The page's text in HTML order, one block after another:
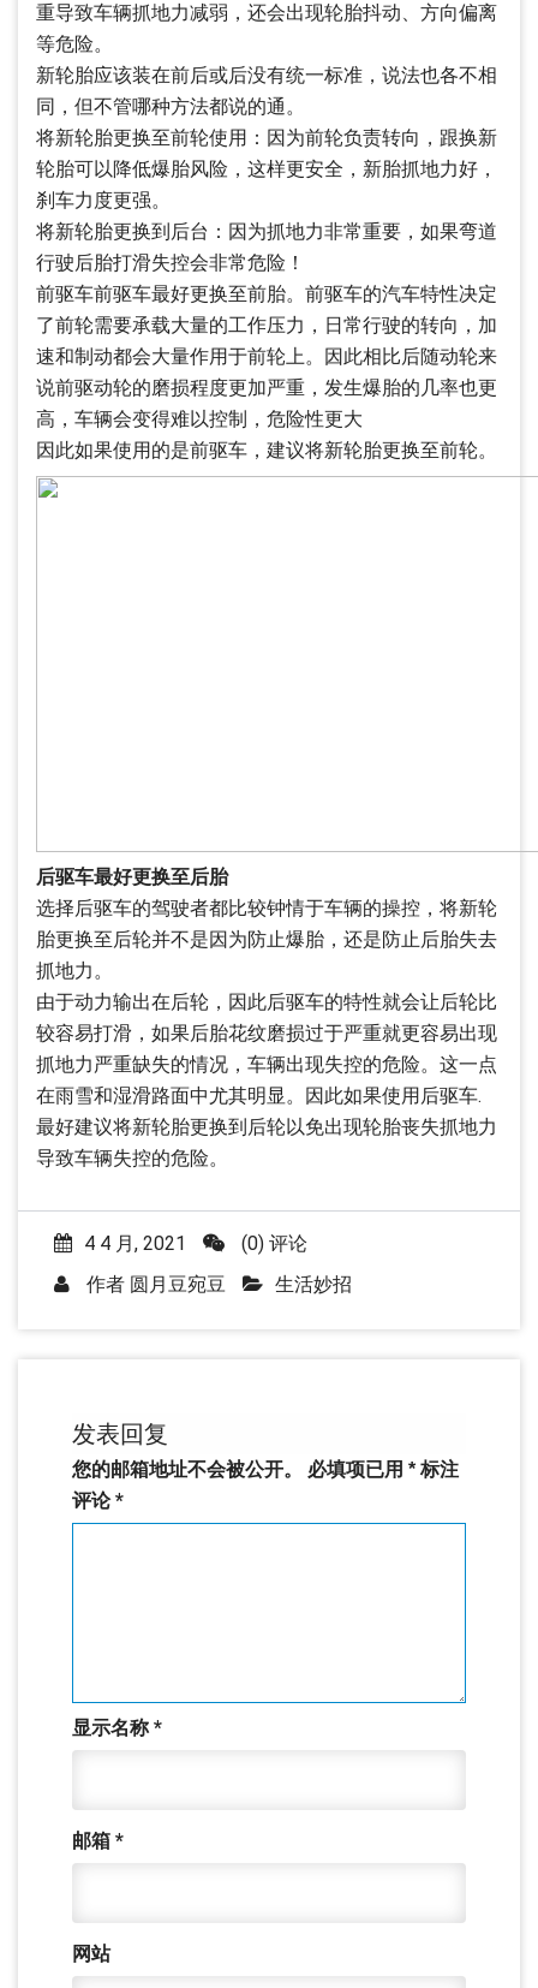
重导致车辆抓地力减弱，还会出现轮胎抖动、方向偏离
等危险。
新轮胎应该装在前后或后没有统一标准，说法也各不相
同，但不管哪种方法都说的通。
将新轮胎更换至前轮使用：因为前轮负责转向，跟换新
轮胎可以降低爆胎风险，这样更安全，新胎抓地力好，
刹车力度更强。
将新轮胎更换到后台：因为抓地力非常重要，如果弯道
行驶后胎打滑失控会非常危险！
前驱车前驱车最好更换至前胎。前驱车的汽车特性决定
了前轮需要承载大量的工作压力，日常行驶的转向，加
速和制动都会大量作用于前轮上。因此相比后随动轮来
说前驱动轮的磨损程度更加严重，发生爆胎的几率也更
高，车辆会变得难以控制，危险性更大
因此如果使用的是前驱车，建议将新轮胎更换至前轮。
后驱车最好更换至后胎
选择后驱车的驾驶者都比较钟情于车辆的操控，将新轮
胎更换至后轮并不是因为防止爆胎，还是防止后胎失去
抓地力。
由于动力输出在后轮，因此后驱车的特性就会让后轮比
较容易打滑，如果后胎花纹磨损过于严重就更容易出现
抓地力严重缺失的情况，车辆出现失控的危险。这一点
在雨雪和湿滑路面中尤其明显。因此如果使用后驱车.
最好建议将新轮胎更换到后轮以免出现轮胎丧失抓地力
导致车辆失控的危险。
4 4 月, 2021
(0) 评论
作者 圆月豆宛豆 生活妙招
发表回复
您的邮箱地址不会被公开。 必填项已用 * 标注
评论*
显示名称*
邮箱 *
网站